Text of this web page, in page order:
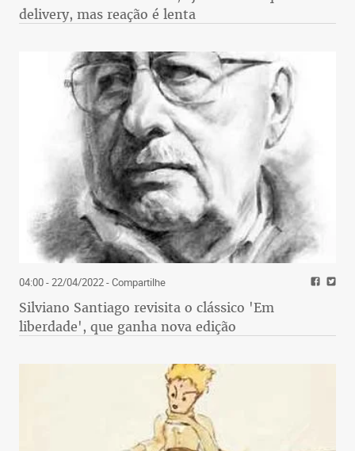
delivery, mas reação é lenta
04:00 - 22/04/2022- Compartilhe
Silviano Santiago revisita o clássico 'Em
liberdade', que ganha nova edição